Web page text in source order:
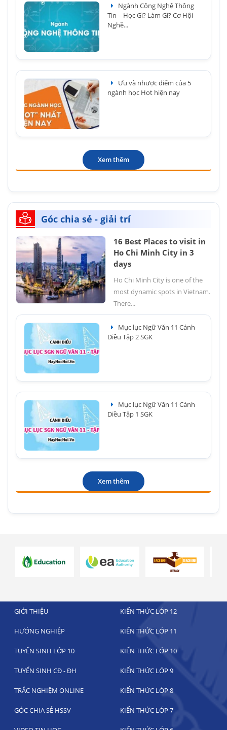
Ngành Công Nghệ Thông
Tin – Học Gì? Làm Gì? Cơ Hội
Nghề...
Ưu và nhược điểm của 5
ngành học Hot hiện nay
Xem thêm
Góc chia sẻ - giải trí
16 Best Places to visit in
Ho Chi Minh City in 3
days
Ho Chi Minh City is one of the
most dynamic spots in Vietnam.
There...
Mục lục Ngữ Văn 11 Cánh
Diều Tập 2 SGK
Mục lục Ngữ Văn 11 Cánh
Diều Tập 1 SGK
Xem thêm
GIỚI THIỆU KIẾN THỨC LỚP 12
HƯỚNG NGHIỆP KIẾN THỨC LỚP 11
TUYỂN SINH LỚP 10 KIẾN THỨC LỚP 10
TUYỂN SINH CĐ - ĐH KIẾN THỨC LỚP 9
TRẮC NGHIỆM ONLINE KIẾN THỨC LỚP 8
GÓC CHIA SẺ HSSV KIẾN THỨC LỚP 7